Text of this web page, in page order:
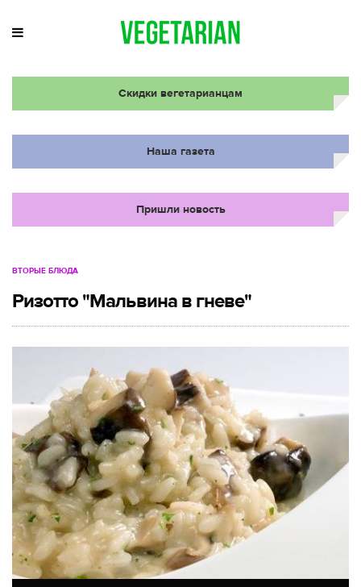
Скидки вегетарианцам
Наша газета
Пришли новость
ВТОРЫЕ БЛЮДА
Ризотто "Мальвина в гневе"